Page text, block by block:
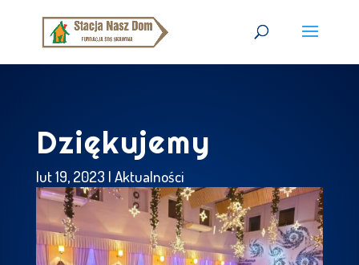
Dziękujemy
lut 19, 2023 | Aktualności